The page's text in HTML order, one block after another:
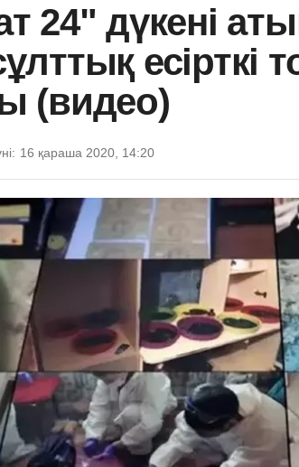
24" дүкені
есірткі
(видео)
16 қараша 2020, 14:20